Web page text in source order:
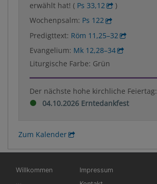
erwählt hat! ( Ps 33,12
)
Wochenpsalm: Ps 122
Predigttext: Röm 11,25–32
Evangelium: Mk 12,28–34
Liturgische Farbe: Grün
Der nächste hohe kirchliche Feiertag:
04.10.2026 Erntedankfest
Zum Kalender
Hauptnavigation
Willkommen
...
Fußbereichsmenü
Impressum